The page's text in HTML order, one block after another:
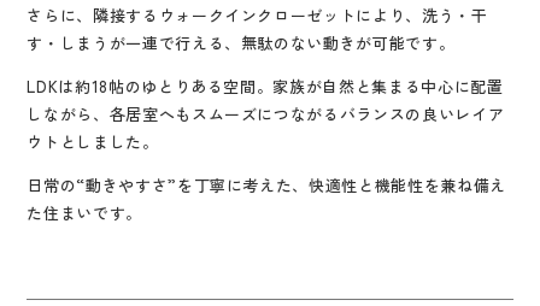
さらに、隣接するウォークインクローゼットにより、洗う・干
す・しまうが一連で行える、無駄のない動きが可能です。
LDKは約18帖のゆとりある空間。家族が自然と集まる中心に配置
しながら、各居室へもスムーズにつながるバランスの良いレイア
ウトとしました。
日常の“動きやすさ”を丁寧に考えた、快適性と機能性を兼ね備え
た住まいです。